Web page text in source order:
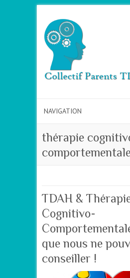
thérapie
TDAH &
Cognitivo-
que nous ne
conseiller !